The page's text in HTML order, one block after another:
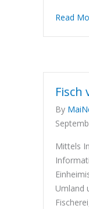
Read
Fisch
By
Mittels
Umland